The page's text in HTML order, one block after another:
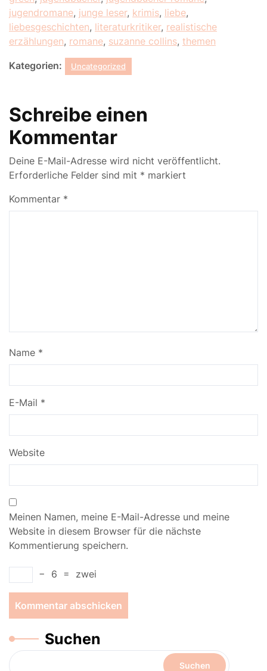
jugendromane, junge leser, krimis, liebe,
liebesgeschichten, literaturkritiker, realistische
erzählungen, romane, suzanne collins, themen
Kategorien: Uncategorized
Schreibe einen
Kommentar
Deine E-Mail-Adresse wird nicht veröffentlicht.
Erforderliche Felder sind mit * markiert
Kommentar *
Name *
E-Mail *
Website
Meinen Namen, meine E-Mail-Adresse und meine
Website in diesem Browser für die nächste
Kommentierung speichern.
− 6 = zwei
Suchen
Suchen